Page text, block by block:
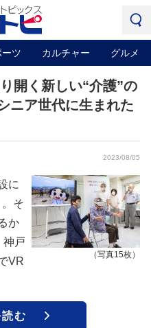
ーツ カルチャー グルメ
開く新しい“介護”の
ア世代に生まれた
2023/08/05
（写真15枚）
に
そ
か
神戸
VR
む